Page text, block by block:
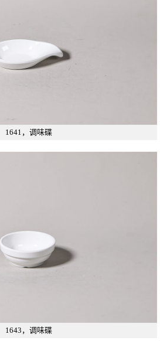
1641，调味碟
1643，调味碟